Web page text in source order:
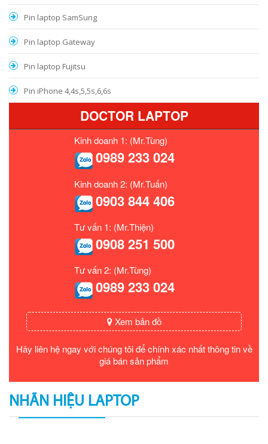
Pin laptop SamSung
Pin laptop Gateway
Pin laptop Fujitsu
Pin iPhone 4,4s,5,5s,6,6s
DOCTOR LAPTOP
Kinh doanh 1: (Mr.Tùng)
0989 233 024
Kinh doanh 2: (Mr.Tuấn)
0903 844 406
Tư vấn 1: (Mr.Thiện)
0908 251 500
Tư vấn 2: (Mr.Tùng)
0989 233 024
Xem bản đồ
Hãy liên hệ ngay với chúng tôi để chính xác nhất thông tin về
giá bán sản phẩm
NHÃN HIỆU LAPTOP